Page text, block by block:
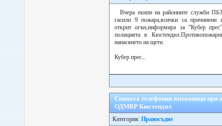
Вчера екипи на районните служби
гасили 9 пожара,всички са причинени
открит огън,информира за “Кубер
полицията в
нанасянето на щети.
Кубер прес...
Спипаха телефонни измамници при
ОДМВР Кюстендил
Категория: Правосъдие